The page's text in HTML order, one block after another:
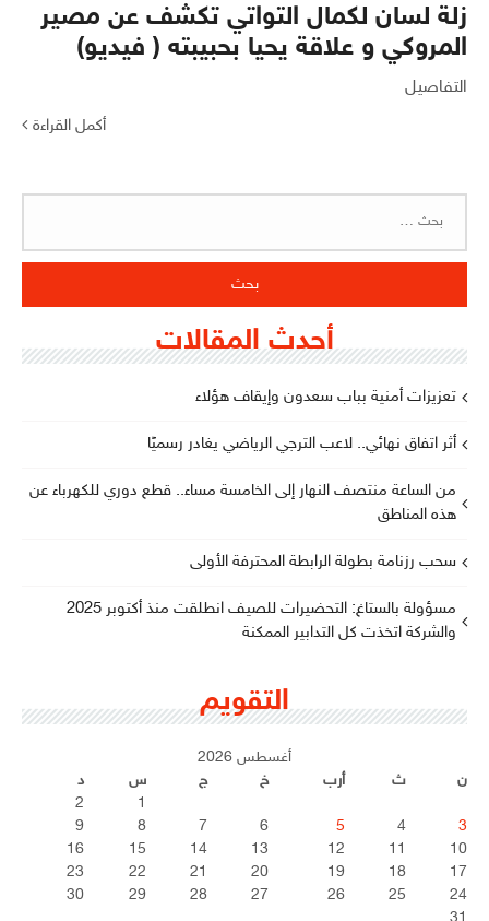
زلة لسان لكمال التواتي تكشف عن مصير
المروكي و علاقة يحيا بحبيبته ( فيديو)
التفاصيل
أكمل القراءة
أحدث المقالات
تعزيزات أمنية بباب سعدون وإيقاف هؤلاء
أثر اتفاق نهائي.. لاعب الترجي الرياضي يغادر رسميًا
من الساعة منتصف النهار إلى الخامسة مساء.. قطع دوري للكهرباء عن
هذه المناطق
سحب رزنامة بطولة الرابطة المحترفة الأولى
مسؤولة بالستاغ: التحضيرات للصيف انطلقت منذ أكتوبر 2025
والشركة اتخذت كل التدابير الممكنة
التقويم
أغسطس 2026
ن
ث أرب خ ج س
د
1
2
3
4
5
6
7
8
9
10
11
12
13
14
15
16
17
18
19
20
21
22
23
24
25
26
27
28
29
30